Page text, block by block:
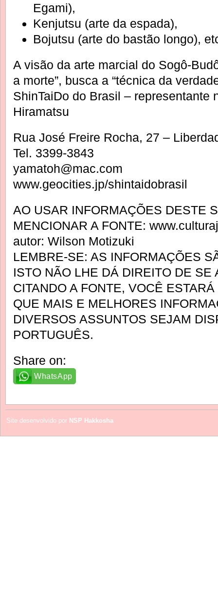
Egami),
Kenjutsu (arte da espada),
Bojutsu (arte do bastão longo),
A visão da arte marcial do Sogô-
a morte”, busca a “técnica da
ShinTaiDo do Brasil – representante
Hiramatsu
Rua José Freire Rocha, 27 –
Tel. 3399-3843
yamatoh@mac.com
www.geocities.jp/shintaidobrasil
AO USAR INFORMAÇÕES DESTE
MENCIONAR A FONTE:
autor: Wilson Motizuki
LEMBRE-SE: AS INFORMAÇÕES
ISTO NÃO LHE DÁ DIREITO DE SE
CITANDO A FONTE, VOCÊ
QUE MAIS E MELHORES
DIVERSOS ASSUNTOS SEJAM
PORTUGUÊS.
Share on:
WhatsApp
Site desenvolvido por NSP Hakkosha